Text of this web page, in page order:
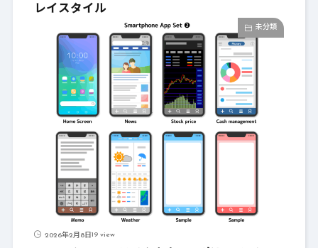
レイスタイル
未分類
2026年2月8日19 view